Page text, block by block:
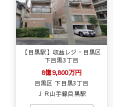
【目黒駅】収益レジ・目黒区
下目黒3丁目
8億9,800万円
目黒区 下目黒3丁目
ＪＲ山手線目黒駅